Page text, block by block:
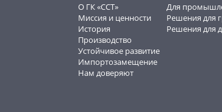
О ГК «ССТ»
Миссия и ценности
История
Производство
Устойчивое развитие
Импортозамещение
Нам доверяют
Для
Решения для
Решения для